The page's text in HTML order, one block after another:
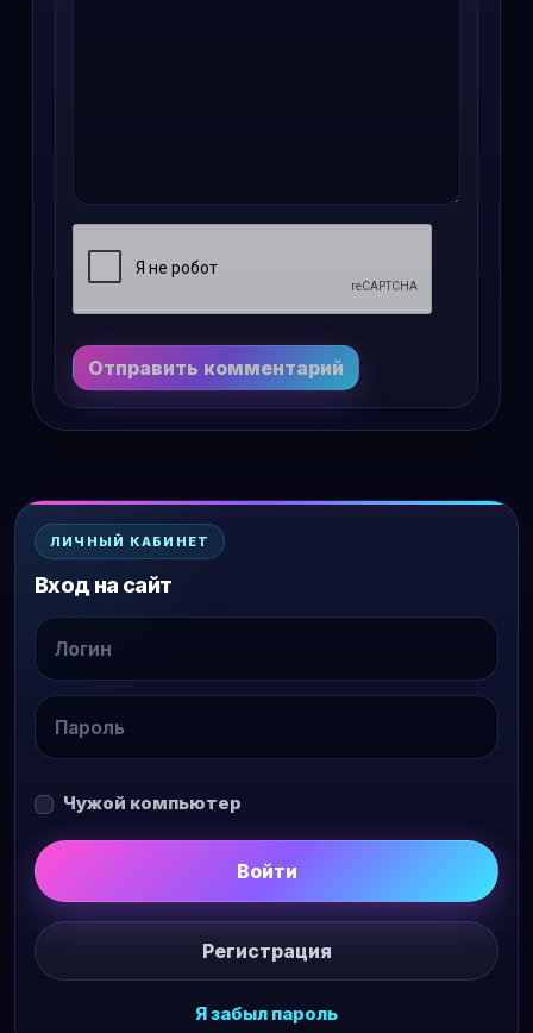
Отправить комментарий
ЛИЧНЫЙ КАБИНЕТ
Вход на сайт
Чужой компьютер
Войти
Регистрация
Я забыл пароль